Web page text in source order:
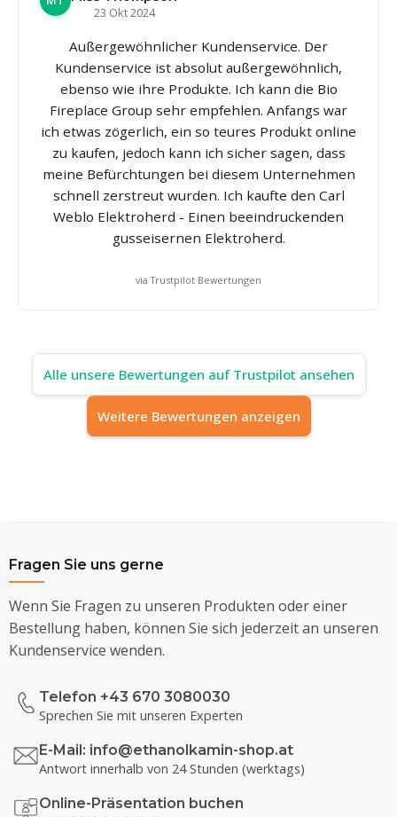
23 Okt 2024
Außergewöhnlicher Kundenservice. Der
Kundenservice ist absolut außergewöhnlich,
ebenso wie ihre Produkte. Ich kann die Bio
Fireplace Group sehr empfehlen. Anfangs war
ich etwas zögerlich, ein so teures Produkt online
zu kaufen, jedoch kann ich sicher sagen, dass
meine Befürchtungen bei diesem Unternehmen
schnell zerstreut wurden. Ich kaufte den Carl
Weblo Elektroherd - Einen beeindruckenden
gusseisernen Elektroherd.
via Trustpilot Bewertungen
Alle unsere Bewertungen auf Trustpilot ansehen
Weitere Bewertungen anzeigen
Fragen Sie uns gerne
Wenn Sie Fragen zu unseren Produkten oder einer
Bestellung haben, können Sie sich jederzeit an unseren
Kundenservice wenden.
Telefon +43 670 3080030
Sprechen Sie mit unseren Experten
E-Mail: info@ethanolkamin-shop.at
Antwort innerhalb von 24 Stunden (werktags)
Online-Präsentation buchen